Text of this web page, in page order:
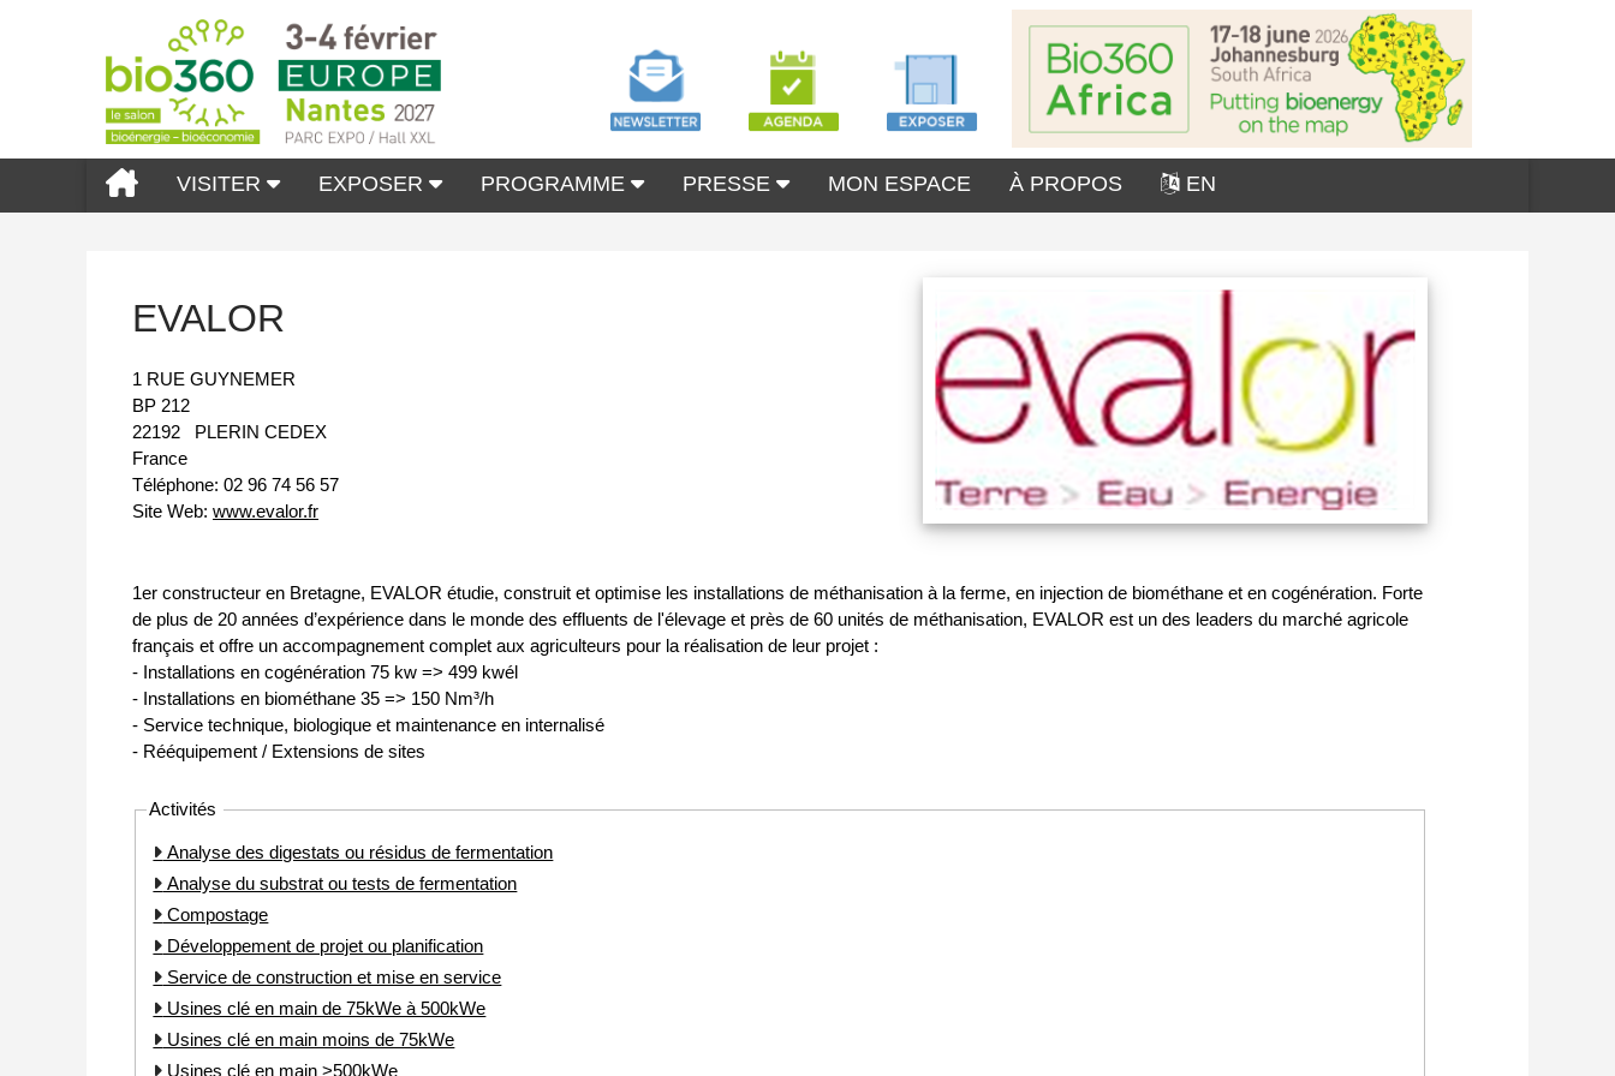
VISITER EXPOSER PROGRAMME PRESSE MON ESPACE À PROPOS EN
EVALOR
1 RUE GUYNEMER
BP 212
22192
PLERIN CEDEX
France
Téléphone: 02 96 74 56 57
Site Web: www.evalor.fr
1er constructeur en Bretagne, EVALOR étudie, construit et optimise les installations de méthanisation à la ferme, en injection de biométhane et en cogénération. Forte
de plus de 20 années d’expérience dans le monde des effluents de l'élevage et près de 60 unités de méthanisation, EVALOR est un des leaders du marché agricole
français et offre un accompagnement complet aux agriculteurs pour la réalisation de leur projet :
- Installations en cogénération 75 kw => 499 kwél
- Installations en biométhane 35 => 150 Nm³/h
- Service technique, biologique et maintenance en internalisé
- Rééquipement / Extensions de sites
Activités
Analyse des digestats ou résidus de fermentation
Analyse du substrat ou tests de fermentation
Compostage
Développement de projet ou planification
Service de construction et mise en service
Usines clé en main de 75kWe à 500kWe
Usines clé en main moins de 75kWe
Usines clé en main >500kWe